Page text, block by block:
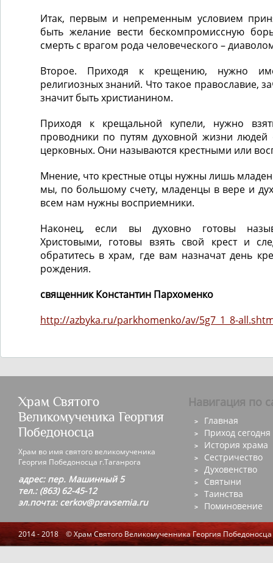
Итак, первым и непременным условием
быть желание вести бескомпромиссную
смерть с врагом рода человеческого –
Второе. Приходя к крещению, нужно
религиозных знаний. Что такое православие,
значит быть христианином.
Приходя к крещальной купели, нужно
проводники по путям духовной жизни людей
церковных. Они называются крестными или
Мнение, что крестные отцы нужны лишь
мы, по большому счету, младенцы в вере и
всем нам нужны восприемники.
Наконец, если вы духовно готовы
Христовыми, готовы взять свой крест и
обратитесь в храм, где вам назначат день
рождения.
священник Константин Пархоменко
http://azbyka.ru/parkhomenko/av/5g7_1_8-
Храм Святого
Великомученика Георгия
Победоносца
Храм во имя святого великомученика
Георгия Победоносца г.Таганрога
адрес: пер. Машинный 5
тел.: (863) 62-45-12
эл.почта: cerkov@pravsemia.ru
Навигация по
Главная
Приход сегодня
История храма
Сестричество
Духовенство
Святыни
Таинства
Поминовение
2014 - 2018 © Храм Святого Великомученника Георгия Победоносца